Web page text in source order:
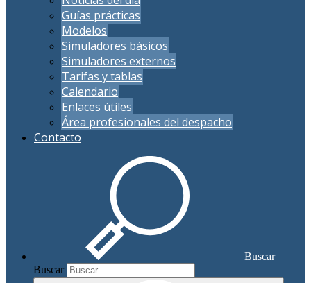
Guías prácticas
Modelos
Simuladores básicos
Simuladores externos
Tarifas y tablas
Calendario
Enlaces útiles
Área profesionales del despacho
Contacto
Buscar
Buscar